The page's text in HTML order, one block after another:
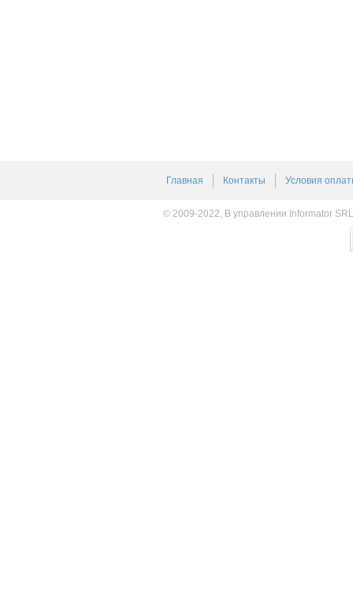
Главная Контакты Условия
© 2009-2022, В управлении Informator SRL